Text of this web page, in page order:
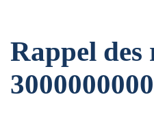
Rappel
3000000000